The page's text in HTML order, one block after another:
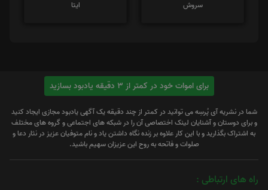
سروش ایتا
برای اموات خود در کمتر از 3 دقیقه یادبود بسازید
شما در نشریه آی پُرسِه می توانید در کمتر از چند دقیقه یک آگهی یادبود مجازی ایجاد کنید
و برای دوستان و آشنایان لینک اختصاصی آن را در شبکه های اجتماعی و گروه های مختلف
به اشتراک بگذارید و با این کار علاوه بر زنده نگاه داشتن یاد و نام متوفیان عزیز در نثار دعا و
صلوات و فاتحه به روح این عزیزان سهیم باشید.
راه های ارتباطی :